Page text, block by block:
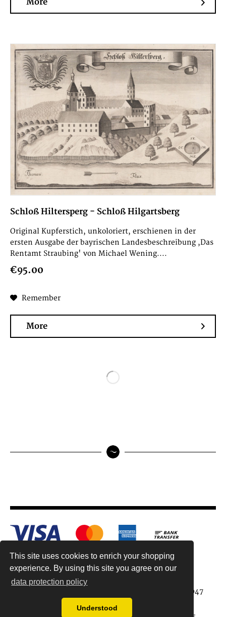
This site uses cookies to enrich your shopping
experience. By using this site you agree on our
data protection policy
Understood
More
Schloß Hiltersperg - Schloß Hilgartsberg
Original Kupferstich, unkoloriert, erschienen in der
ersten Ausgabe der bayrischen Landesbeschreibung ,Das
Rentamt Straubing' von Michael Wening....
€95.00
Remember
More
Antiquariat Reinhold Berg ek, Wahlenstr. 8, 93047
Regensburg, Germany